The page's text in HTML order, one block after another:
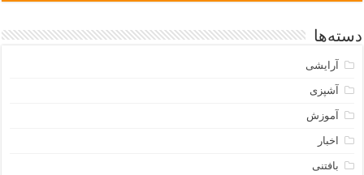
دسته‌ها
آرایشی
آشپزی
آموزش
اخبار
بافتنی